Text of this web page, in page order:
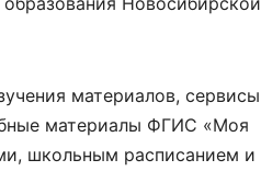
материалов, сервисы
материалы ФГИС «Моя
школьным расписанием и